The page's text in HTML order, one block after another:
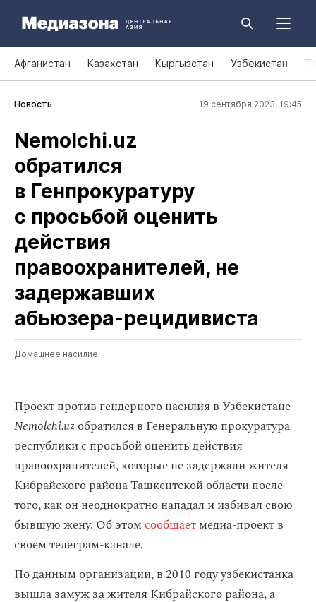
Афганистан Казахстан Кыргызстан Узбекистан
Новость 19 сентября 2023, 19:45
Nemolchi.uz
обратился
в Генпрокуратуру
с просьбой оценить
действия
правоохранителей, не
задержавших
абьюзера‑рецидивиста
Домашнее насилие
Проект против гендерного насилия в Узбекистане
Nemolchi.uzобратился в Генеральную прокуратура
республики с просьбой оценить действия
правоохранителей, которые не задержали жителя
Кибрайского района Ташкентской области после
того, как он неоднократно нападал и избивал свою
бывшую жену. Об этомсообщаетмедиа-проект в
своем телеграм-канале.
По данным организации, в 2010 году узбекистанка
вышла замуж за жителя Кибрайского района, а